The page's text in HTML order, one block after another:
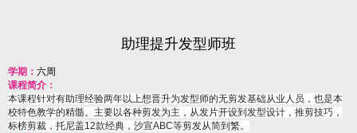
助理提升发型师班
学期： 六周
课程简介：
本课程针对有助理经验两年以上想晋升为发型师的无剪发基础从业人员，也是本
校特色教学的精髓。主要以各种剪发为主，从发片开设到发型设计，推剪技巧，
标榜剪裁，托尼盖12款经典，沙宣ABC等剪发从简到繁。